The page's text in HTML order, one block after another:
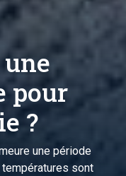
pour
?
une période
sont